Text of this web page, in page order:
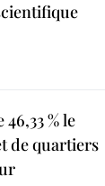
% le
de quartiers